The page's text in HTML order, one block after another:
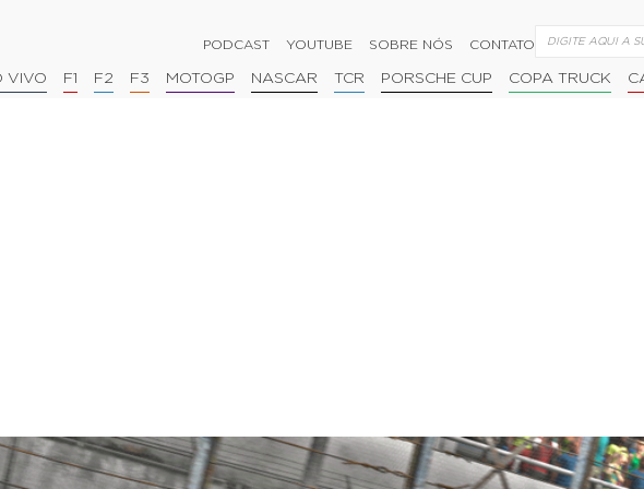
PODCAST YOUTUBE SOBRE NÓS CONTATO
VIVO F1 F2 F3 MOTOGP NASCAR TCR PORSCHE CUP COPA TRUCK